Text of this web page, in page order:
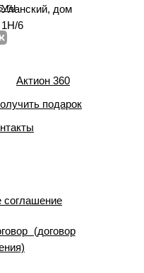
дом
1Н/6
Актион 360
подарок
соглашение
(договор